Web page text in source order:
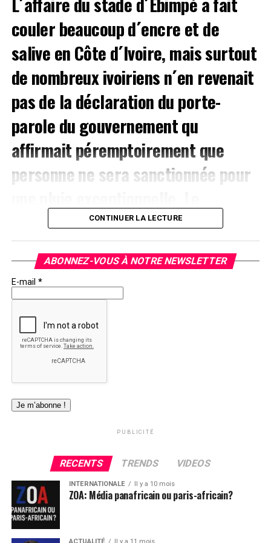
couler beaucoup d´encre et de
salive en Côte d´Ivoire, mais surtout
de nombreux ivoiriens n´en revenait
pas de la déclaration du porte-
parole du gouvernement qu
affirmait péremptoirement que
personne ne sera sanctionnée pour
Président du parti politique ivoirien
Alternative Nouvelle pour la Côte d
´Ivoire a dans une lettre ouverte
adressée au président de la
République monsieur Alassane
Ouattara demandé le limogeage du
Ministre des sports.
Chef de l´État, Son Excellence Monsieur Alassane
Sports de Côte d’Ivoire
Excellence, Monsieur le Président,
La construction du Stade Olympique Alassane Ouattara
d’Ebimpé, officiellement inauguré le 3 octobre 2020, a
CONTINUER LA LECTURE
ABONNEZ-VOUS À NOTRE NEWSLETTER
E-mail *
PUBLICITÉ
RECENTS TRENDS VIDEOS
INTERNATIONALE Il y a 10 mois
ZOA: Média panafricain ou paris-africain?